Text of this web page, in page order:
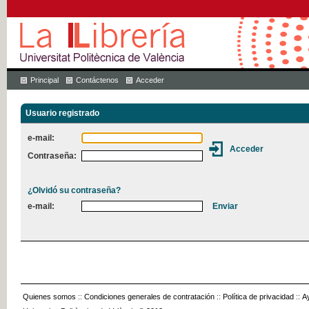
Principal Contáctenos Acceder
Usuario registrado
e-mail:
Contraseña:
¿Olvidó su contraseña?
e-mail:
Quienes somos :: Condiciones generales de contratación :: Política de privacidad ::